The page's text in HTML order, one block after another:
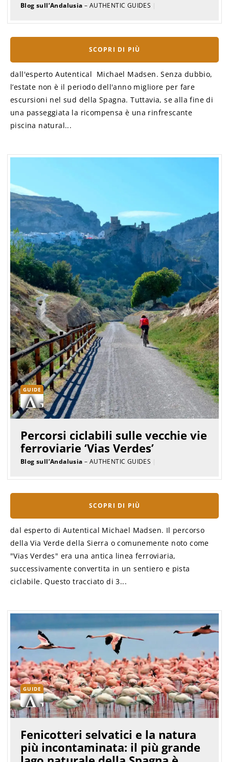
Blog sull’Andalusia – AUTHENTIC GUIDES |
SCOPRI DI PIÙ
dall'esperto Autentical Michael Madsen. Senza dubbio,
l’estate non è il periodo dell'anno migliore per fare
escursioni nel sud della Spagna. Tuttavia, se alla fine di
una passeggiata la ricompensa è una rinfrescante
piscina natural...
GUIDE
Percorsi ciclabili sulle vecchie vie
ferroviarie ‘Vias Verdes’
Blog sull’Andalusia – AUTHENTIC GUIDES |
SCOPRI DI PIÙ
dal esperto di Autentical Michael Madsen. Il percorso
della Via Verde della Sierra o comunemente noto come
"Vias Verdes" era una antica linea ferroviaria,
successivamente convertita in un sentiero e pista
ciclabile. Questo tracciato di 3...
GUIDE
Fenicotteri selvatici e la natura
più incontaminata: il più grande